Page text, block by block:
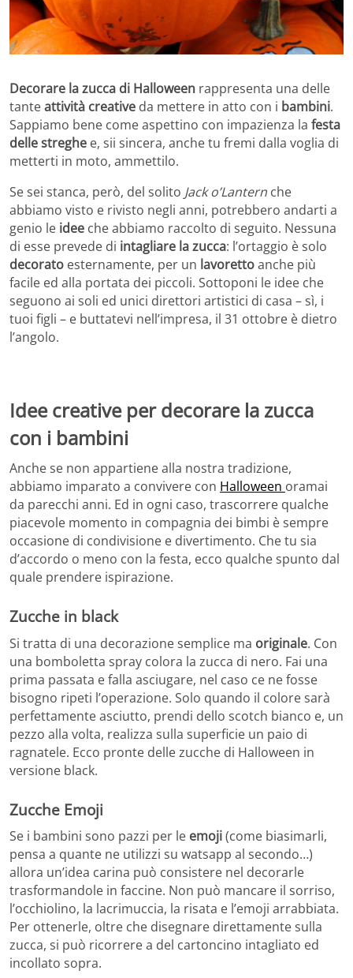
Decorare la zucca di Halloween rappresenta una delle
tanteattività creative da mettere in atto con i bambini.
Sappiamo bene come aspettino con impazienza la festa
delle streghe e, sii sincera, anche tu fremi dalla voglia di
metterti in moto, ammettilo.
Se sei stanca, però, del solito Jack o’Lantern che
abbiamo visto e rivisto negli anni, potrebbero andarti a
genio le idee che abbiamo raccolto di seguito. Nessuna
di esse prevede di intagliare la zucca: l’ortaggio è solo
decorato esternamente, per un lavorettoanche più
facile ed alla portata dei piccoli. Sottoponi le idee che
seguono ai soli ed unici direttori artistici di casa – sì, i
tuoi figli – e buttatevi nell’impresa, il 31 ottobre è dietro
l’angolo.
Idee creative per decorare la zucca
con i bambini
Anche se non appartiene alla nostra tradizione,
abbiamo imparato a convivere con Halloween oramai
da parecchi anni. Ed in ogni caso, trascorrere qualche
piacevole momento in compagnia dei bimbi è sempre
occasione di condivisione e divertimento. Che tu sia
d’accordo o meno con la festa, ecco qualche spunto dal
quale prendere ispirazione.
Zucche in black
Si tratta di una decorazione semplice ma originale. Con
una bomboletta spray colora la zucca di nero. Fai una
prima passata e falla asciugare, nel caso ce ne fosse
bisogno ripeti l’operazione. Solo quando il colore sarà
perfettamente asciutto, prendi dello scotch bianco e, un
pezzo alla volta, realizza sulla superficie un paio di
ragnatele. Ecco pronte delle zucche di Halloween in
versione black.
Zucche Emoji
Se i bambini sono pazzi per le emoji(come biasimarli,
pensa a quante ne utilizzi su watsapp al secondo…)
allora un’idea carina può consistere nel decorarle
trasformandole in faccine. Non può mancare il sorriso,
l’occhiolino, la lacrimuccia, la risata e l’emoji arrabbiata.
Per ottenerle, oltre che disegnare direttamente sulla
zucca, si può ricorrere a del cartoncino intagliato ed
incollato sopra.